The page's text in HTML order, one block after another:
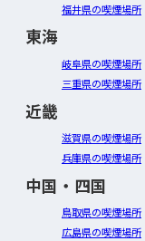
福井県の喫煙場所
東海
岐阜県の喫煙場所
三重県の喫煙場所
近畿
滋賀県の喫煙場所
兵庫県の喫煙場所
中国・四国
鳥取県の喫煙場所
広島県の喫煙場所